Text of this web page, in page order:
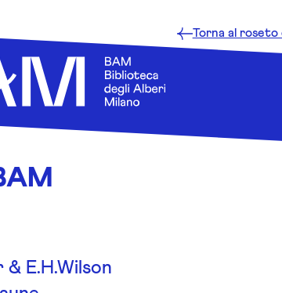
& E.H.Wilson
Torna al roseto